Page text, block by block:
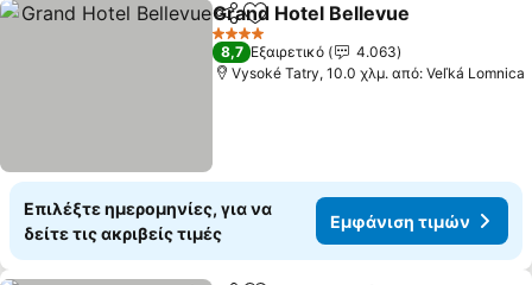
Κοινοποίηση
Προσθήκη στα αγαπημένα
Grand Hotel Bellevue
4 Αστέρια
8,7 Εξαιρετικό
4.063
Vysoké Tatry, 10.0 χλμ. από: Veľká Lomnica
Επιλέξτε ημερομηνίες, για να
δείτε τις ακριβείς τιμές
Εμφάνιση τιμών